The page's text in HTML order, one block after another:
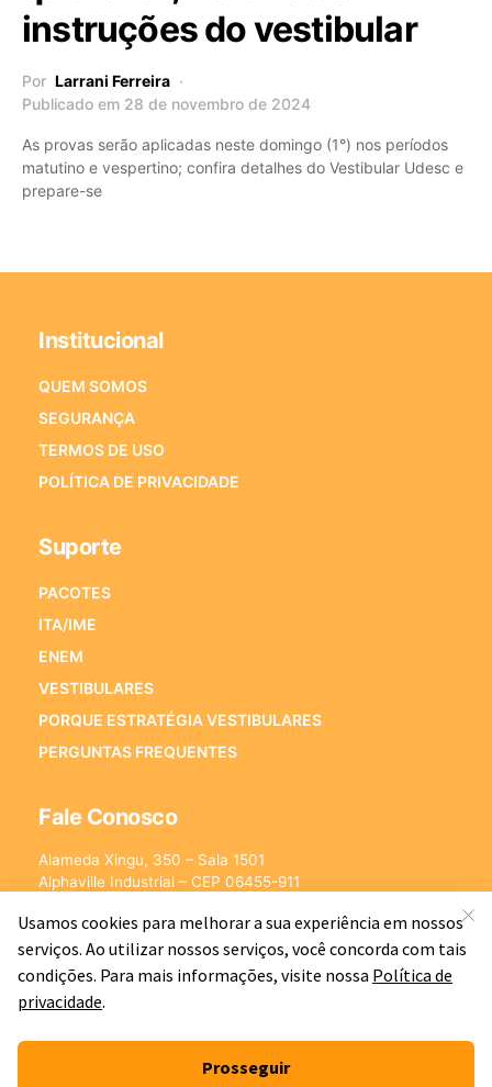
instruções do vestibular
Por Larrani Ferreira
Publicado em 28 de novembro de 2024
As provas serão aplicadas neste domingo (1°) nos períodos
matutino e vespertino; confira detalhes do Vestibular Udesc e
prepare-se
Institucional
QUEM SOMOS
SEGURANÇA
TERMOS DE USO
POLÍTICA DE PRIVACIDADE
Suporte
PACOTES
ITA/IME
ENEM
VESTIBULARES
PORQUE ESTRATÉGIA VESTIBULARES
PERGUNTAS FREQUENTES
Fale Conosco
Alameda Xingu, 350 – Sala 1501
Alphaville Industrial – CEP 06455-911
E-mail:[email protected]
©2026 - Estratégia Vestibulares - Cursos Online para Vestibulares.